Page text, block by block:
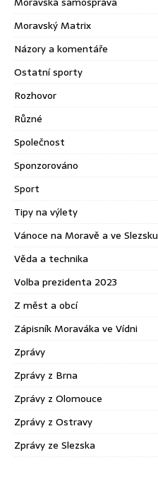
Moravský Matrix
Názory a komentáře
Ostatní sporty
Rozhovor
Různé
Společnost
Sponzorováno
Sport
Tipy na výlety
Vánoce na Moravě a ve Slezsku
Věda a technika
Volba prezidenta 2023
Z měst a obcí
Zápisník Moraváka ve Vídni
Zprávy
Zprávy z Brna
Zprávy z Olomouce
Zprávy z Ostravy
Zprávy ze Slezska